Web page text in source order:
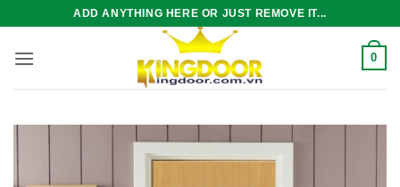
nội
ADD ANYTHING HERE OR JUST REMOVE IT...
0